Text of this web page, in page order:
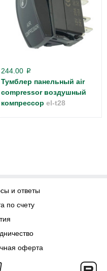
244.00 p
Тумблер панельный air
compressor воздушный
компрессор el-t28
и ответы
по счету
оферта